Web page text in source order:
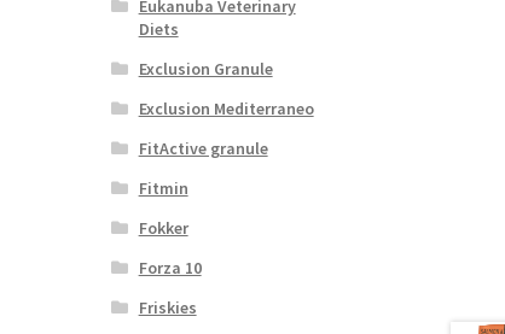
Eukanuba Veterinary
Diets
Exclusion Granule
Exclusion Mediterraneo
FitActive granule
Fitmin
Fokker
Forza 10
Friskies